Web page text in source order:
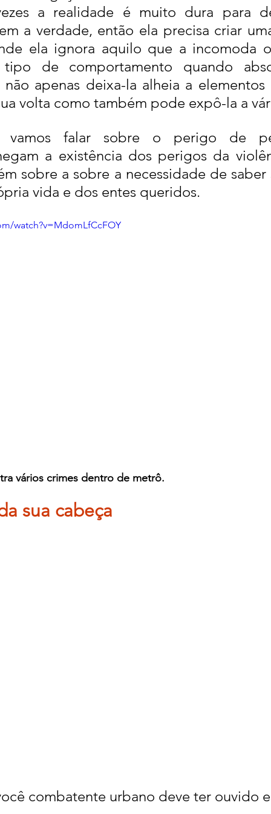
a realidade é muito dura para
a verdade, então ela precisa criar
ela ignora aquilo que a incomoda
tipo de comportamento quando
apenas deixa-la alheia a elementos
volta como também pode expô-la a
vamos falar sobre o perigo de
a existência dos perigos da
sobre a sobre a necessidade de
vida e dos entes queridos.
watch?v=MdomLfCcFOY
vários crimes dentro de metrô.
sua cabeça
combatente urbano deve ter ouvido